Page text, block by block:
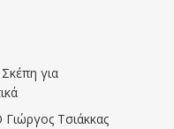
για
Τσιάκκας